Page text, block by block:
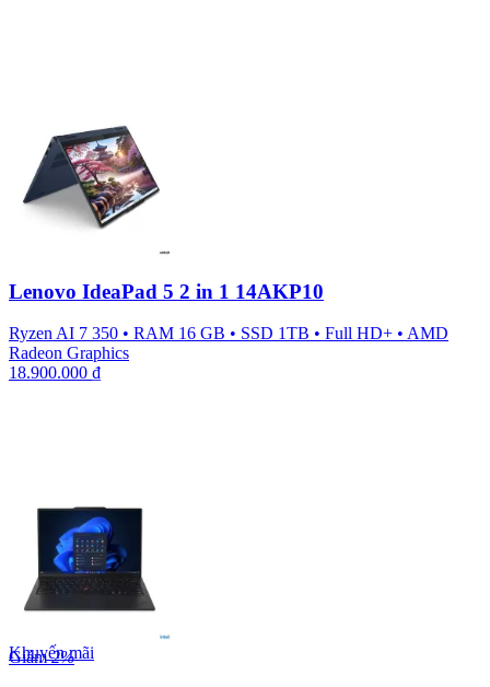
Lenovo IdeaPad 5 2 in 1 14AKP10
Ryzen AI 7 350 • RAM 16 GB • SSD 1TB • Full HD+ • AMD
Radeon Graphics
18.900.000 ₫
Giảm2%
Khuyến mãi